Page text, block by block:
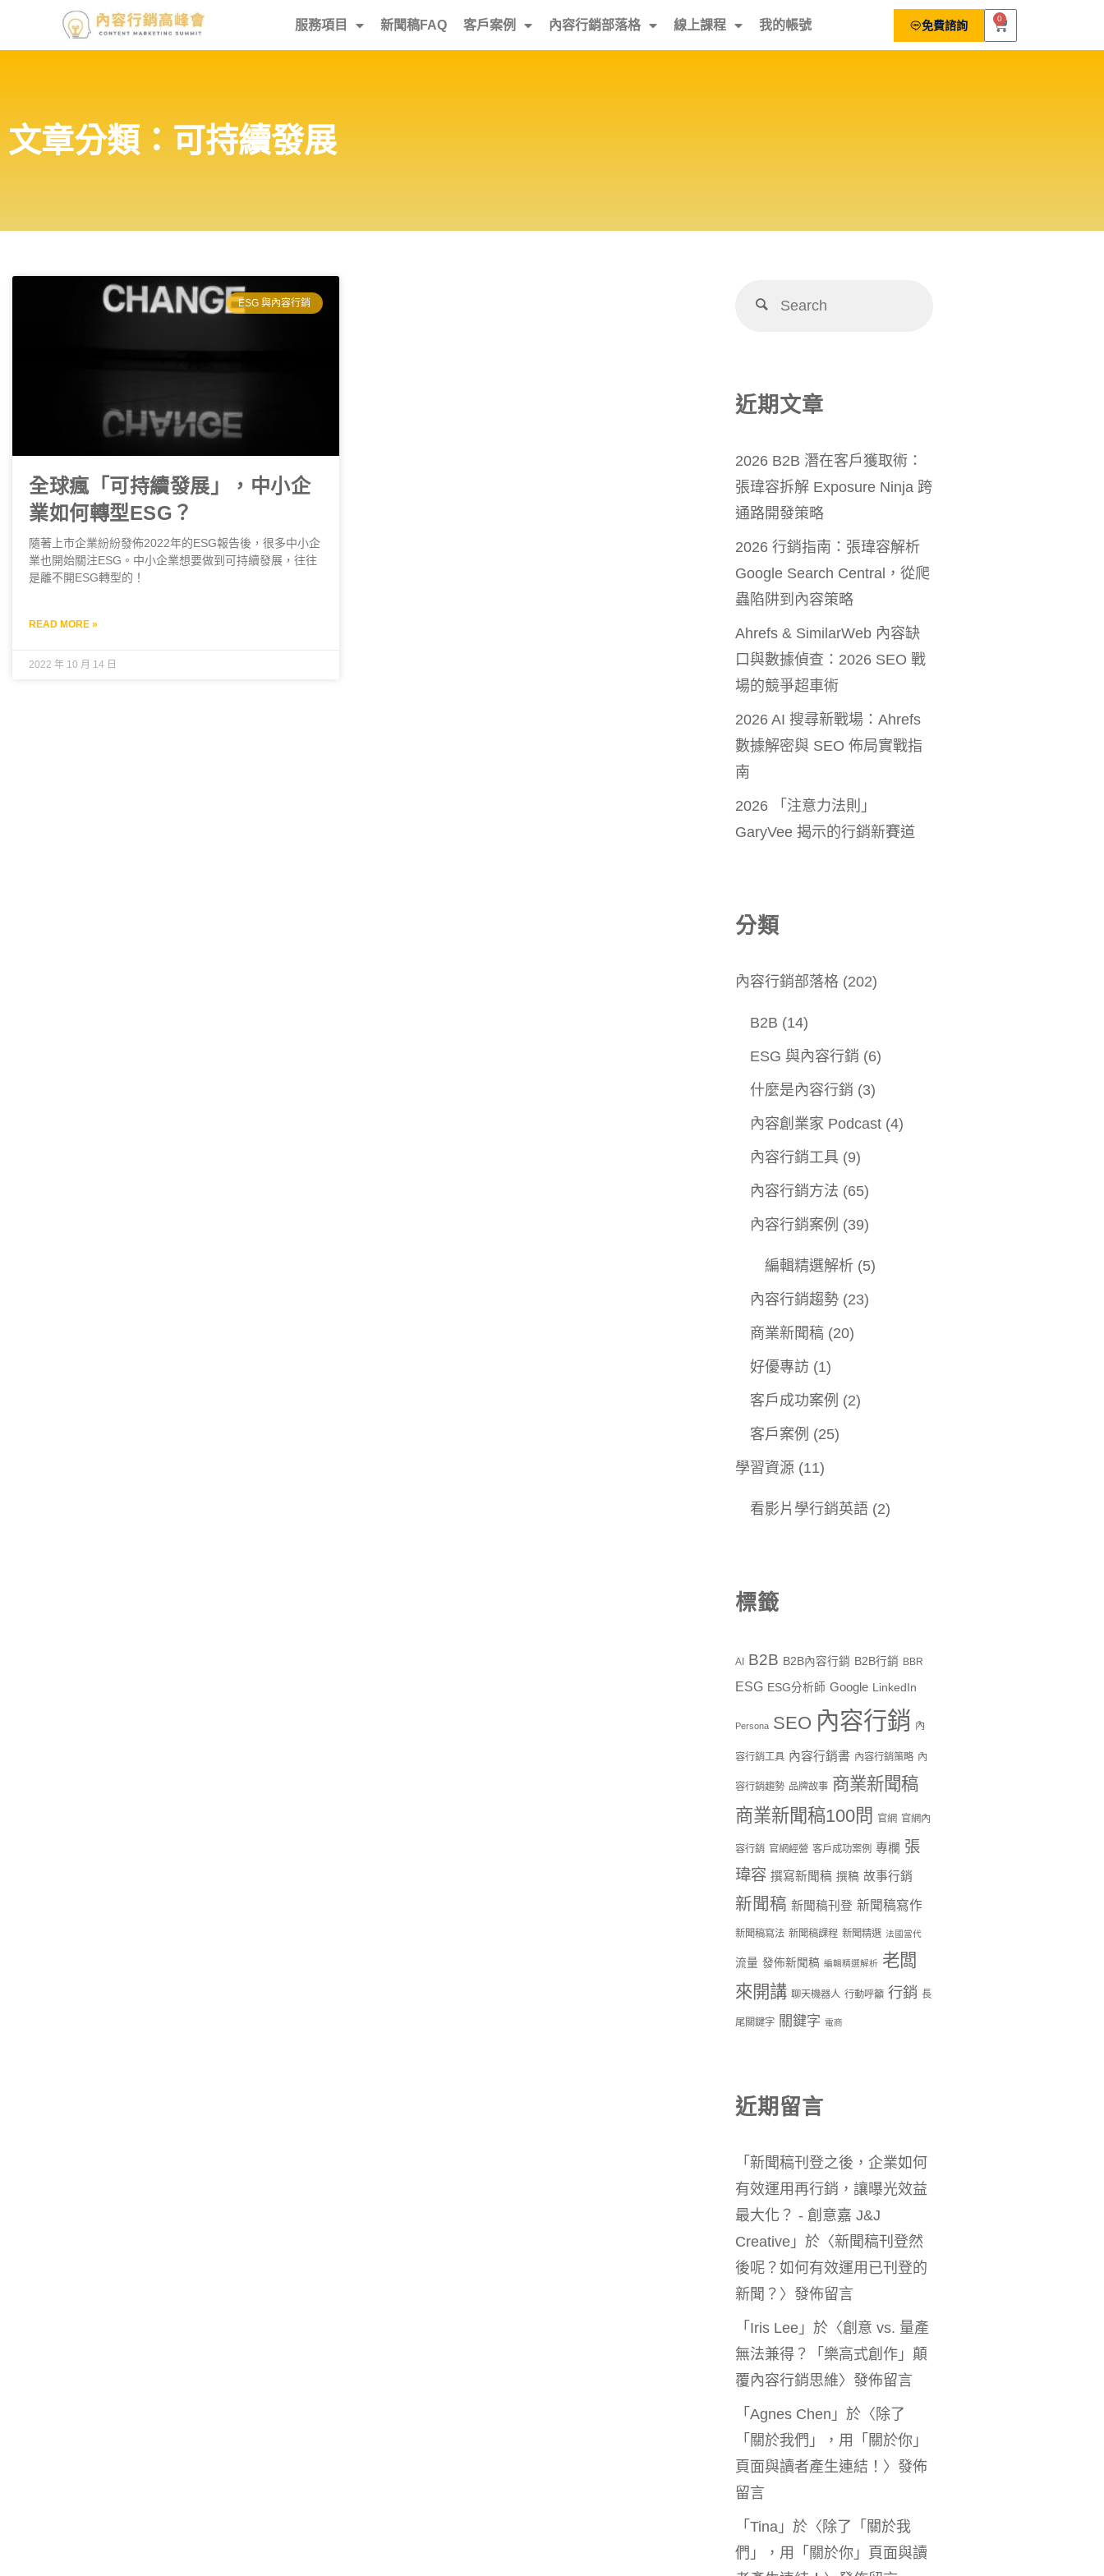
服務項目 新聞稿FAQ 客戶案例 內容行銷部落格 線上課程 我的帳號 免費諮詢
0
文章分類：可持續發展
ESG 與內容行銷
全球瘋「可持續發展」，中小企
業如何轉型ESG？
隨著上市企業紛紛發佈2022年的ESG報告後，很多中小企
業也開始關注ESG。中小企業想要做到可持續發展，往往
是離不開ESG轉型的！
READ MORE »
2022 年 10 月 14 日
近期文章
2026 B2B 潛在客戶獲取術：
張瑋容拆解 Exposure Ninja 跨
通路開發策略
2026 行銷指南：張瑋容解析
Google Search Central，從爬
蟲陷阱到內容策略
Ahrefs & SimilarWeb 內容缺
口與數據偵查：2026 SEO 戰
場的競爭超車術
2026 AI 搜尋新戰場：Ahrefs
數據解密與 SEO 佈局實戰指
南
2026 「注意力法則」
GaryVee 揭示的行銷新賽道
分類
內容行銷部落格 (202)
B2B (14)
ESG 與內容行銷 (6)
什麼是內容行銷 (3)
內容創業家 Podcast (4)
內容行銷工具 (9)
內容行銷方法 (65)
內容行銷案例 (39)
編輯精選解析 (5)
內容行銷趨勢 (23)
商業新聞稿 (20)
好優專訪 (1)
客戶成功案例 (2)
客戶案例 (25)
學習資源 (11)
看影片學行銷英語 (2)
標籤
AI B2B B2B內容行銷 B2B行銷 BBR
ESG ESG分析師 Google LinkedIn
Persona SEO 內容行銷 內
容行銷工具 內容行銷書 內容行銷策略 內
容行銷趨勢 品牌故事 商業新聞稿
商業新聞稿100問 官網 官網內
容行銷 官網經營 客戶成功案例 專欄 張
瑋容 撰寫新聞稿 撰稿 故事行銷
新聞稿 新聞稿刊登 新聞稿寫作
新聞稿寫法 新聞稿課程 新聞精選 法國當代
流量 發佈新聞稿 編輯精選解析 老闆
來開講 聊天機器人 行動呼籲 行銷 長
尾關鍵字 關鍵字 電商
近期留言
「 新聞稿刊登之後，企業如何
有效運用再行銷，讓曝光效益
最大化？ - 創意嘉 J&J
Creative 」於〈新聞稿刊登然
後呢？如何有效運用已刊登的
新聞？ 〉發佈留言
「 Iris Lee 」於〈創意 vs. 量產
無法兼得？「樂高式創作」顛
覆內容行銷思維〉發佈留言
「 Agnes Chen 」於〈 除了
「關於我們」，用「關於你」
頁面與讀者產生連結！ 〉發佈
留言
「 Tina 」於〈 除了「關於我
們」，用「關於你」頁面與讀